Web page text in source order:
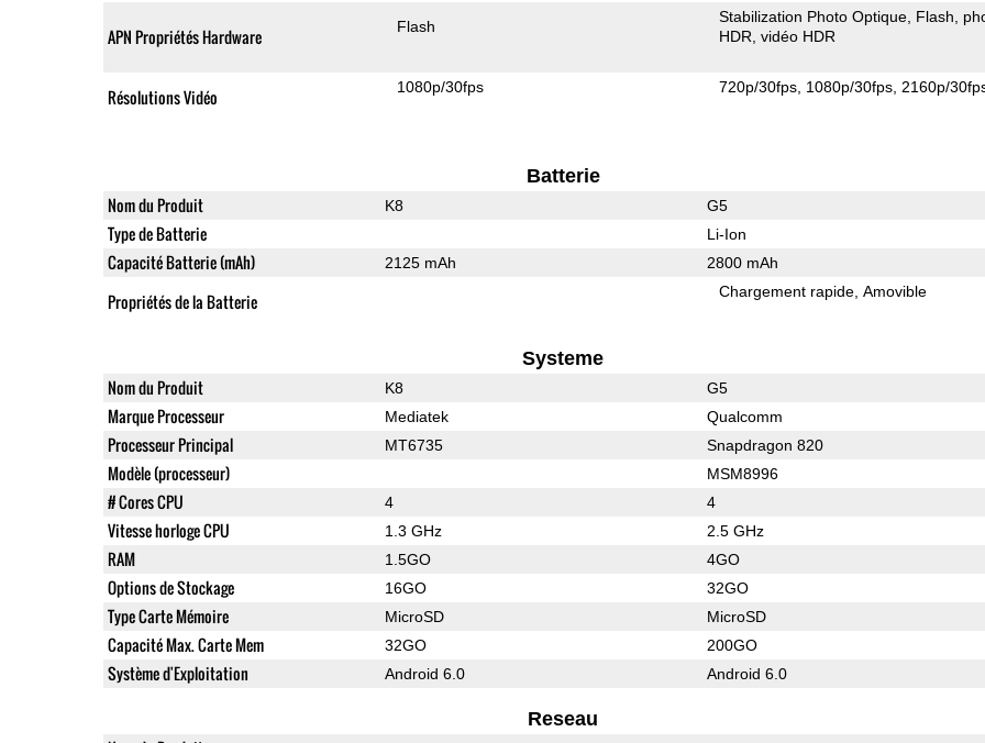
APN Propriétés Hardware Flash
Stabilization Photo Optique Flash
HDR vidéo HDR
Résolutions Vidéo 1080p/30fps 720p/30fps 1080p/30fps 2160p/
Batterie
Nom du Produit K8 G5
Type de Batterie Li-Ion
Capacité Batterie (mAh) 2125 mAh 2800 mAh
Propriétés de la Batterie Chargement rapide Amovible
Systeme
Nom du Produit K8 G5
Marque Processeur Mediatek Qualcomm
Processeur Principal MT6735 Snapdragon 820
Modèle (processeur) MSM8996
# Cores CPU 4 4
Vitesse horloge CPU 1.3 GHz 2.5 GHz
RAM 1.5GO 4GO
Options de Stockage 16GO 32GO
Type Carte Mémoire MicroSD MicroSD
Capacité Max. Carte Mem 32GO 200GO
Système d'Exploitation Android 6.0 Android 6.0
Reseau